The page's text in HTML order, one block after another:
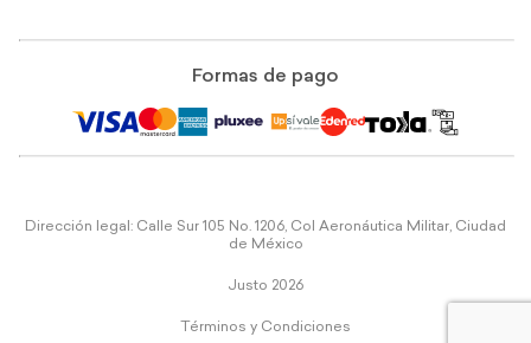
Formas de pago
Dirección legal: Calle Sur 105 No. 1206, Col Aeronáutica Militar, Ciudad
de México
Justo 2026
Términos y Condiciones